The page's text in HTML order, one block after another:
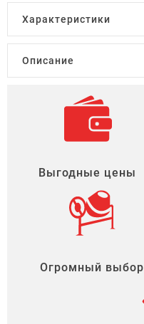
Характеристики
Описание
Выгодные цены
Огромный выбор